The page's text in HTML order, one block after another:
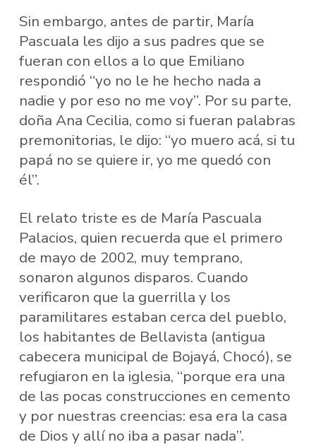
Sin embargo, antes de partir, María
Pascuala les dijo a sus padres que se
fueran con ellos a lo que Emiliano
respondió “yo no le he hecho nada a
nadie y por eso no me voy”. Por su parte,
doña Ana Cecilia, como si fueran palabras
premonitorias, le dijo: “yo muero acá, si tu
papá no se quiere ir, yo me quedó con
él”.
El relato triste es de María Pascuala
Palacios, quien recuerda que el primero
de mayo de 2002, muy temprano,
sonaron algunos disparos. Cuando
verificaron que la guerrilla y los
paramilitares estaban cerca del pueblo,
los habitantes de Bellavista (antigua
cabecera municipal de Bojayá, Chocó), se
refugiaron en la iglesia, “porque era una
de las pocas construcciones en cemento
y por nuestras creencias: esa era la casa
de Dios y allí no iba a pasar nada”.